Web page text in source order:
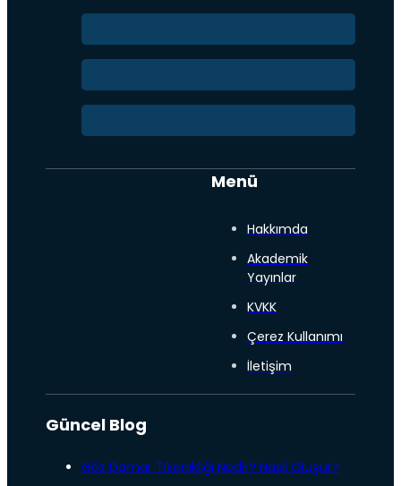
Menü
Hakkımda
Akademik
Yayınlar
KVKK
Çerez Kullanımı
İletişim
Güncel Blog
Göz Damar Tıkanıklığı Nedir? Nasıl Oluşur?